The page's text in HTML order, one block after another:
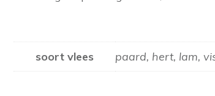
soort vlees paard, hert, lam,